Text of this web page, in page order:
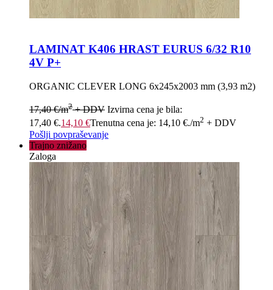
LAMINAT K406 HRAST EURUS 6/32 R10
4V P+
ORGANIC CLEVER LONG 6x245x2003 mm (3,93 m2)
17,40€/m2+ DDV Izvirna cena je bila:
17,40 €.14,10 €Trenutna cena je: 14,10 €./m2 + DDV
Pošlji povpraševanje
Trajno znižano
Zaloga